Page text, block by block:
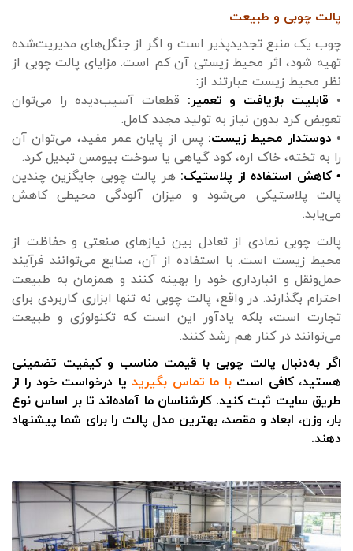
پالت چوبی و طبیعت
چوب یک منبع تجدیدپذیر است و اگر از جنگل‌های مدیریت‌شده
تهیه شود، اثر محیط زیستی آن کم است. مزایای پالت چوبی از
نظر محیط زیست عبارتند از:
• قابلیت بازیافت و تعمیر: قطعات آسیب‌دیده را می‌توان
تعویض کرد بدون نیاز به تولید مجدد کامل.
• دوستدار محیط زیست: پس از پایان عمر مفید، می‌توان آن
را به تخته، خاک اره، کود گیاهی یا سوخت بیومس تبدیل کرد.
• کاهش استفاده از پلاستیک: هر پالت چوبی جایگزین چندین
پالت پلاستیکی می‌شود و میزان آلودگی محیطی کاهش
می‌یابد.
پالت چوبی نمادی از تعادل بین نیازهای صنعتی و حفاظت از
محیط زیست است. با استفاده از آن، صنایع می‌توانند فرآیند
حمل‌ونقل و انبارداری خود را بهینه کنند و همزمان به طبیعت
احترام بگذارند. در واقع، پالت چوبی نه تنها ابزاری کاربردی برای
تجارت است، بلکه یادآور این است که تکنولوژی و طبیعت
می‌توانند در کنار هم رشد کنند.
اگر به‌دنبال پالت چوبی با قیمت مناسب و کیفیت تضمینی
هستید، کافی است با ما تماس بگیرید یا درخواست خود را از
طریق سایت ثبت کنید. کارشناسان ما آماده‌اند تا بر اساس نوع
بار، وزن، ابعاد و مقصد، بهترین مدل پالت را برای شما پیشنهاد
دهند.